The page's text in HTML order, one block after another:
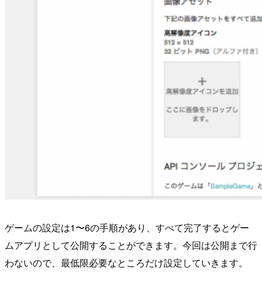
ゲームの設定は1〜6の手順があり、すべて完了するとゲー
ムアプリとして公開することができます。今回は公開まで行
わないので、最低限必要なところだけ設定していきます。